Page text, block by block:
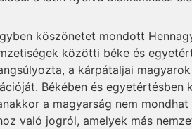
köszönetet mondott
közötti béke és
a kárpátaljai
Békében és egyetértésben
a magyarság nem
való jogról, amelyek más